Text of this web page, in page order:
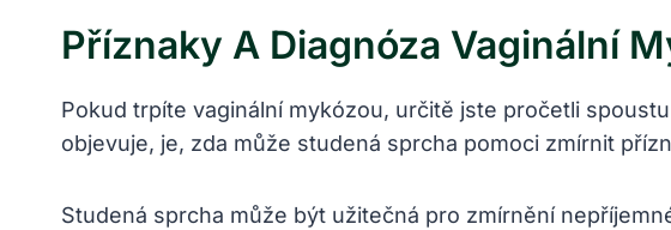
Příznaky A Diagnóza Vaginální
Pokud trpíte vaginální mykózou, určitě jste pročetli
objevuje, je, zda může studená sprcha pomoci zmírnit
Studená sprcha může být užitečná pro zmírnění